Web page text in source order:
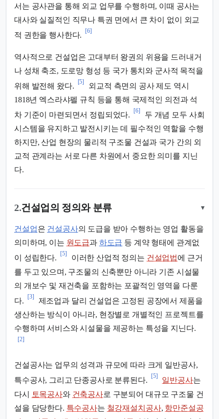
서는 공사관을 통해 외교 업무를 수행하며, 이때 공사는
대사와 실질적인 직무나 특권 면에서 큰 차이 없이 외교
적 권한을 행사한다.
[6]
역사적으로 건설업은 고대부터 왕권의 위용을 드러내거
나 성채 축조, 도로망 형성 등 국가 통치와 군사적 목적을
위해 발전해 왔다.
[5]
외교적 측면의 공사 제도 역시
1818년 엑스라샤펠 규칙 등을 통해 국제적인 의전과 석
차 기준이 마련되면서 정립되었다.
[6]
두 개념 모두 사회
시스템을 유지하고 발전시키는 데 필수적인 역할을 수행
하지만, 산업 현장의 물리적 구조물 건설과 국가 간의 외
교적 관계라는 서로 다른 차원에서 중요한 의미를 지닌
다.
2.건설업의 정의와 분류 ▾
건설업은 건설공사의 도급을 받아 수행하는 영업 활동을
의미하며, 이는 원도급과 하도급 등 계약 형태에 관계없
이 성립한다.
[5]
이러한 산업적 정의는 건설업법에 근거
를 두고 있으며, 구조물의 신축뿐만 아니라 기존 시설물
의 개보수 및 재건축을 포함하는 포괄적인 영역을 다룬
다.
[3]
제조업과 달리 건설업은 고정된 공장에서 제품을
생산하는 방식이 아니라, 현장별로 개별적인 프로젝트를
수행하며 서비스와 시설물을 제공하는 특성을 지닌다.
[2]
건설공사는 업무의 성격과 규모에 따라 크게 일반공사,
특수공사, 그리고 단종공사로 분류된다.
[5]
일반공사는
다시
토목공사와 건축공사로 구분되어 대규모 구조물 건
설을 담당한다. 특수공사는 철강재설치공사, 항만준설공